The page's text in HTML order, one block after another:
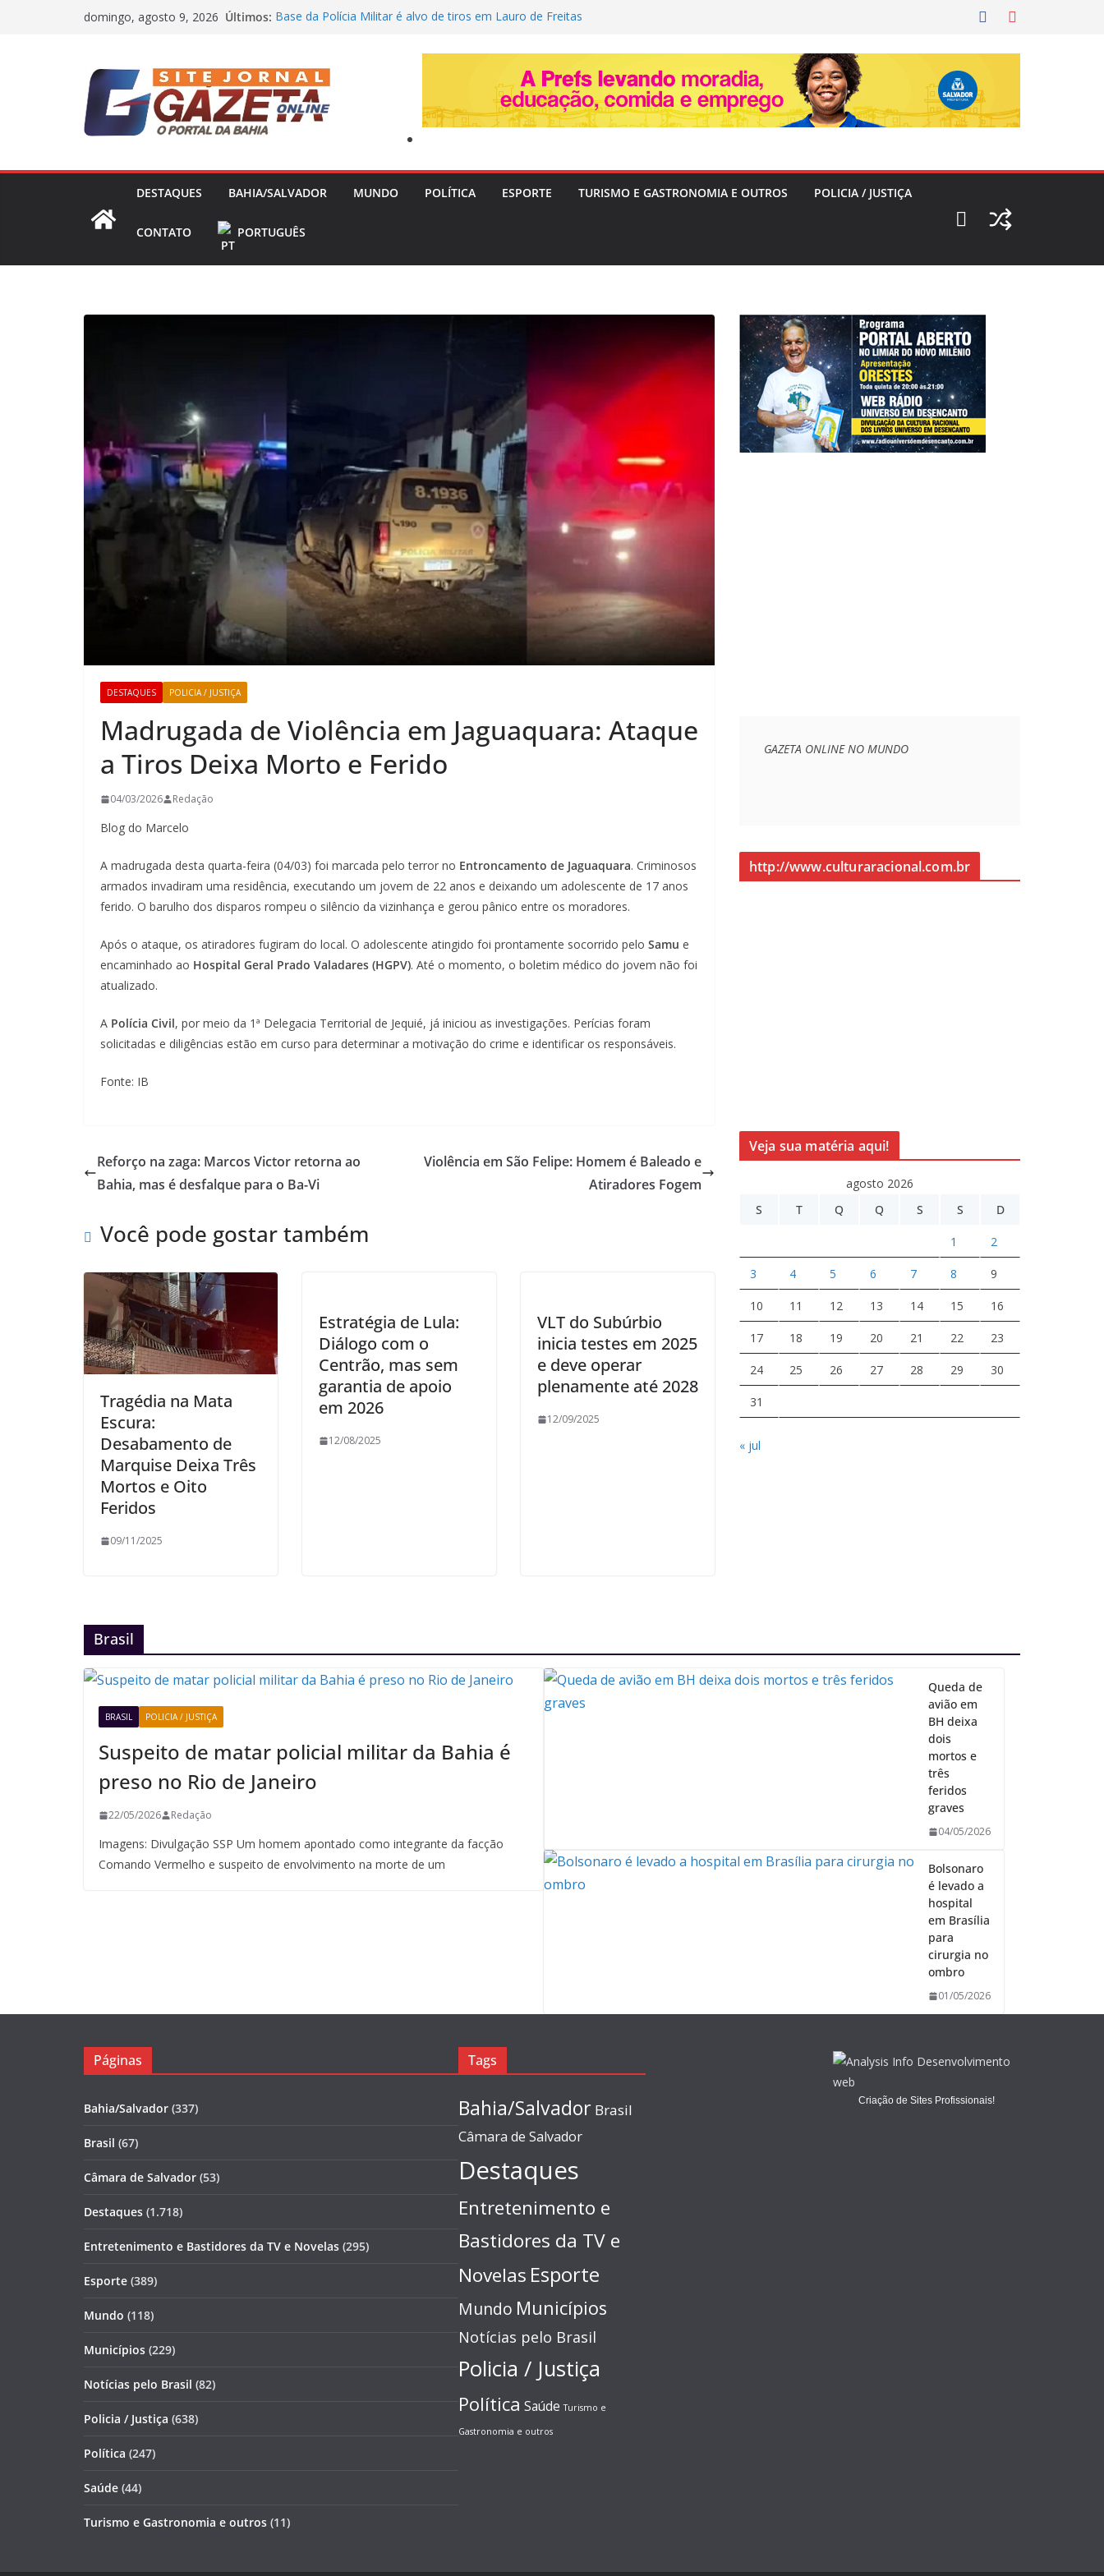
domingo, agosto 9, 2026 Últimos: Base da Polícia Militar é alvo de tiros em Lauro de Freitas
Livre no mercado após a Copa de 2026: volante Fabinho
define prioridades para o futuro da carreira
Mistério na Bahia: Três adolescentes desaparecem em
Eunápolis e polícia investiga possível conexão
Dono da Voepass admite à PF que ignorava “cultura de
DESTAQUES BAHIA/SALVADOR MUNDO POLÍTICA ESPORTE TURISMO E GASTRONOMIA E OUTROS POLICIA / JUSTIÇA
CONTATO PORTUGUÊS
DESTAQUES POLICIA / JUSTIÇA
Madrugada de Violência em Jaguaquara: Ataque
a Tiros Deixa Morto e Ferido
04/03/2026 Redação
Blog do Marcelo
A madrugada desta quarta-feira (04/03) foi marcada pelo terror no Entroncamento de Jaguaquara. Criminosos
armados invadiram uma residência, executando um jovem de 22 anos e deixando um adolescente de 17 anos
ferido. O barulho dos disparos rompeu o silêncio da vizinhança e gerou pânico entre os moradores.
Após o ataque, os atiradores fugiram do local. O adolescente atingido foi prontamente socorrido pelo Samu e
encaminhado ao Hospital Geral Prado Valadares (HGPV). Até o momento, o boletim médico do jovem não foi
atualizado.
A Polícia Civil, por meio da 1ª Delegacia Territorial de Jequié, já iniciou as investigações. Perícias foram
solicitadas e diligências estão em curso para determinar a motivação do crime e identificar os responsáveis.
Fonte: IB
Reforço na zaga: Marcos Victor retorna ao
Bahia, mas é desfalque para o Ba-Vi
Violência em São Felipe: Homem é Baleado e
Atiradores Fogem
Você pode gostar também
Tragédia na Mata
Escura:
Desabamento de
Marquise Deixa Três
Mortos e Oito
Feridos
09/11/2025
Estratégia de Lula:
Diálogo com o
Centrão, mas sem
garantia de apoio
em 2026
12/08/2025
VLT do Subúrbio
inicia testes em 2025
e deve operar
plenamente até 2028
12/09/2025
GAZETA ONLINE NO MUNDO
http://www.culturaracional.com.br
Veja sua matéria aqui!
agosto 2026
S
T Q Q S S D
1 2
3 4 5 6 7 8 9
10 11 12 13 14 15 16
17 18 19 20 21 22 23
24 25 26 27 28 29 30
31
« jul
Brasil
BRASIL POLICIA / JUSTIÇA
Suspeito de matar policial militar da Bahia é
preso no Rio de Janeiro
22/05/2026 Redação
Imagens: Divulgação SSP Um homem apontado como integrante da facção
Comando Vermelho e suspeito de envolvimento na morte de um
Queda de
avião em
BH deixa
dois
mortos e
três
feridos
graves
04/05/2026
Bolsonaro
é levado a
hospital
em Brasília
para
cirurgia no
ombro
01/05/2026
Páginas
Bahia/Salvador (337)
Brasil (67)
Câmara de Salvador (53)
Destaques (1.718)
Entretenimento e Bastidores da TV e Novelas (295)
Esporte (389)
Mundo (118)
Municípios (229)
Notícias pelo Brasil (82)
Policia / Justiça (638)
Política (247)
Saúde (44)
Turismo e Gastronomia e outros (11)
Tags
Bahia/Salvador Brasil
Câmara de Salvador
Destaques
Entretenimento e
Bastidores da TV e
Novelas Esporte
Mundo Municípios
Notícias pelo Brasil
Policia / Justiça
Política Saúde Turismo e
Gastronomia e outros
Criação de Sites Profissionais!